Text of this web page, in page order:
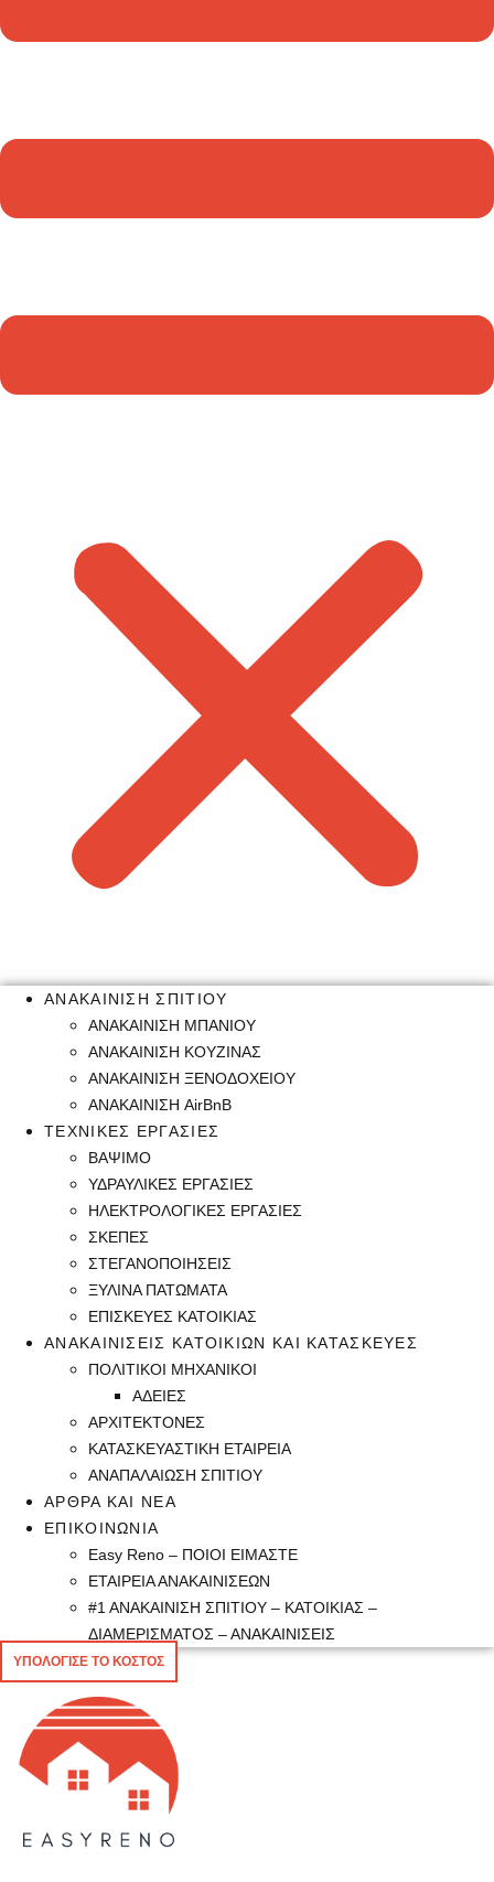
ΑΝΑΚΑΙΝΙΣΗ ΣΠΙΤΙΟΥ
ΑΝΑΚΑΙΝΙΣΗ ΜΠΑΝΙΟΥ
ΑΝΑΚΑΙΝΙΣΗ ΚΟΥΖΙΝΑΣ
ΑΝΑΚΑΙΝΙΣΗ ΞΕΝΟΔΟΧΕΙΟΥ
ΑΝΑΚΑΙΝΙΣΗ AirBnB
ΤΕΧΝΙΚΕΣ ΕΡΓΑΣΙΕΣ
ΒΑΨΙΜΟ
ΥΔΡΑΥΛΙΚΕΣ ΕΡΓΑΣΙΕΣ
ΗΛΕΚΤΡΟΛΟΓΙΚΕΣ ΕΡΓΑΣΙΕΣ
ΣΚΕΠΕΣ
ΣΤΕΓΑΝΟΠΟΙΗΣΕΙΣ
ΞΥΛΙΝΑ ΠΑΤΩΜΑΤΑ
ΕΠΙΣΚΕΥΕΣ ΚΑΤΟΙΚΙΑΣ
ΑΝΑΚΑΙΝΙΣΕΙΣ ΚΑΤΟΙΚΙΩΝ ΚΑΙ ΚΑΤΑΣΚΕΥΕΣ
ΠΟΛΙΤΙΚΟΙ ΜΗΧΑΝΙΚΟΙ
ΑΔΕΙΕΣ
ΑΡΧΙΤΕΚΤΟΝΕΣ
ΚΑΤΑΣΚΕΥΑΣΤΙΚΗ ΕΤΑΙΡΕΙΑ
ΑΝΑΠΑΛΑΙΩΣΗ ΣΠΙΤΙΟΥ
ΑΡΘΡΑ ΚΑΙ ΝΕΑ
ΕΠΙΚΟΙΝΩΝΙΑ
Easy Reno – ΠΟΙΟΙ ΕΙΜΑΣΤΕ
ΕΤΑΙΡΕΙΑ ΑΝΑΚΑΙΝΙΣΕΩΝ
#1 ΑΝΑΚΑΙΝΙΣΗ ΣΠΙΤΙΟΥ – ΚΑΤΟΙΚΙΑΣ –
ΔΙΑΜΕΡΙΣΜΑΤΟΣ – ΑΝΑΚΑΙΝΙΣΕΙΣ
ΥΠΟΛΟΓΙΣΕ ΤΟ ΚΟΣΤΟΣ